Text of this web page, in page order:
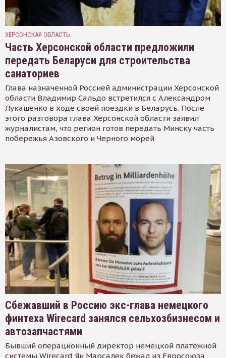
ХЕРСОНСКАЯ ОБЛАСТЬ
Часть Херсонской области предложили
передать Беларуси для строительства
санаториев
Глава назначенной Россией администрации Херсонской
области Владимир Сальдо встретился с Александром
Лукашенко в ходе своей поездки в Беларусь. После
этого разговора глава Херсонской области заявил
журналистам, что регион готов передать Минску часть
побережья Азовского и Черного морей
Сбежавший в Россию экс-глава немецкого
финтеха Wirecard занялся сельхозбизнесом и
автозапчастями
Бывший операционный директор немецкой платёжной
системы Wirecard Ян Марсалек бежал из Евросоюза